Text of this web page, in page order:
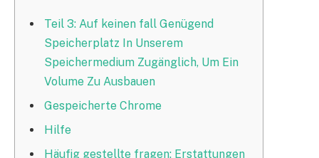
Teil 3: Auf keinen fall Genügend
Speicherplatz In Unserem
Speichermedium Zugänglich, Um Ein
Volume Zu Ausbauen
Gespeicherte Chrome
Hilfe
Häufig gestellte fragen: Erstattungen